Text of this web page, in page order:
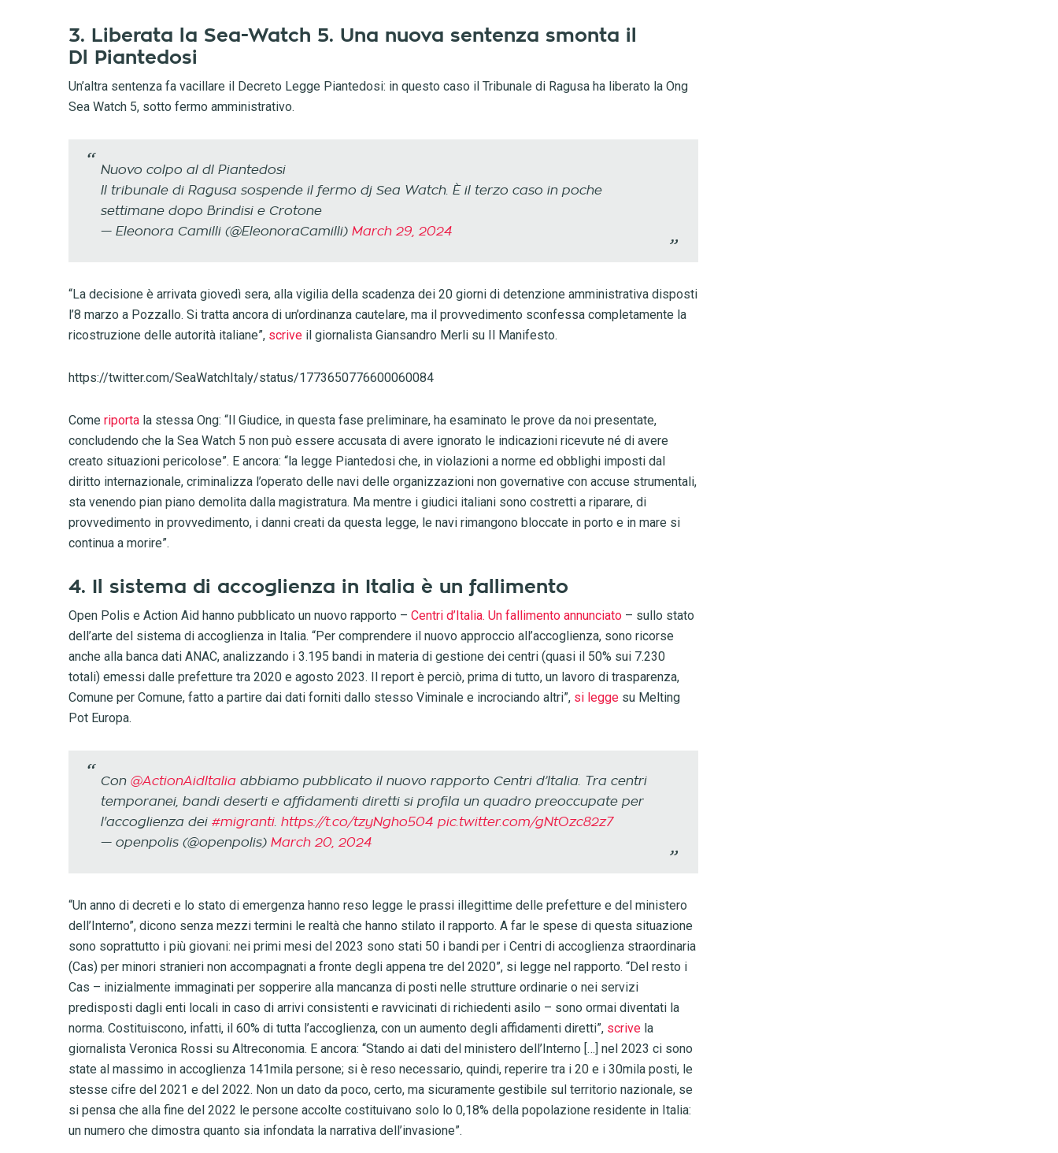
3. Liberata la Sea-Watch 5. Una nuova sentenza smonta il
Dl Piantedosi
Un’altra sentenza fa vacillare il Decreto Legge Piantedosi: in questo caso il Tribunale di Ragusa ha liberato la Ong
Sea Watch 5, sotto fermo amministrativo.
Nuovo colpo al dl Piantedosi
Il tribunale di Ragusa sospende il fermo dj Sea Watch. È il terzo caso in poche
settimane dopo Brindisi e Crotone
— Eleonora Camilli (@EleonoraCamilli) March 29, 2024
“La decisione è arrivata giovedì sera, alla vigilia della scadenza dei 20 giorni di detenzione amministrativa disposti
l’8 marzo a Pozzallo. Si tratta ancora di un’ordinanza cautelare, ma il provvedimento sconfessa completamente la
ricostruzione delle autorità italiane”, scrive il giornalista Giansandro Merli su Il Manifesto.
https://twitter.com/SeaWatchItaly/status/1773650776600060084
Come riporta la stessa Ong: “Il Giudice, in questa fase preliminare, ha esaminato le prove da noi presentate,
concludendo che la Sea Watch 5 non può essere accusata di avere ignorato le indicazioni ricevute né di avere
creato situazioni pericolose”. E ancora: “la legge Piantedosi che, in violazioni a norme ed obblighi imposti dal
diritto internazionale, criminalizza l’operato delle navi delle organizzazioni non governative con accuse strumentali,
sta venendo pian piano demolita dalla magistratura. Ma mentre i giudici italiani sono costretti a riparare, di
provvedimento in provvedimento, i danni creati da questa legge, le navi rimangono bloccate in porto e in mare si
continua a morire”.
4. Il sistema di accoglienza in Italia è un fallimento
Open Polis e Action Aid hanno pubblicato un nuovo rapporto – Centri d’Italia. Un fallimento annunciato – sullo stato
dell’arte del sistema di accoglienza in Italia. “Per comprendere il nuovo approccio all’accoglienza, sono ricorse
anche alla banca dati ANAC, analizzando i 3.195 bandi in materia di gestione dei centri (quasi il 50% sui 7.230
totali) emessi dalle prefetture tra 2020 e agosto 2023. Il report è perciò, prima di tutto, un lavoro di trasparenza,
Comune per Comune, fatto a partire dai dati forniti dallo stesso Viminale e incrociando altri”, si legge su Melting
Pot Europa.
Con @ActionAidItalia abbiamo pubblicato il nuovo rapporto Centri d’Italia. Tra centri
temporanei, bandi deserti e affidamenti diretti si profila un quadro preoccupate per
l'accoglienza dei #migranti. https://t.co/tzyNgho504 pic.twitter.com/gNtOzc82z7
— openpolis (@openpolis) March 20, 2024
“Un anno di decreti e lo stato di emergenza hanno reso legge le prassi illegittime delle prefetture e del ministero
dell’Interno”, dicono senza mezzi termini le realtà che hanno stilato il rapporto. A far le spese di questa situazione
sono soprattutto i più giovani: nei primi mesi del 2023 sono stati 50 i bandi per i Centri di accoglienza straordinaria
(Cas) per minori stranieri non accompagnati a fronte degli appena tre del 2020”, si legge nel rapporto. “Del resto i
Cas – inizialmente immaginati per sopperire alla mancanza di posti nelle strutture ordinarie o nei servizi
predisposti dagli enti locali in caso di arrivi consistenti e ravvicinati di richiedenti asilo – sono ormai diventati la
norma. Costituiscono, infatti, il 60% di tutta l’accoglienza, con un aumento degli affidamenti diretti”, scrive la
giornalista Veronica Rossi su Altreconomia. E ancora: “Stando ai dati del ministero dell’Interno […] nel 2023 ci sono
state al massimo in accoglienza 141mila persone; si è reso necessario, quindi, reperire tra i 20 e i 30mila posti, le
stesse cifre del 2021 e del 2022. Non un dato da poco, certo, ma sicuramente gestibile sul territorio nazionale, se
si pensa che alla fine del 2022 le persone accolte costituivano solo lo 0,18% della popolazione residente in Italia:
un numero che dimostra quanto sia infondata la narrativa dell’invasione”.